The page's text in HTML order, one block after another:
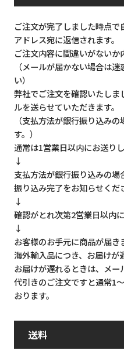
ご注文が完了しました時点
アドレス宛に返信されます。
ご注文内容に間違いがないか
（メールが届かない場合は
い）
弊社でご注文を確認いたし
ルを送らせていただきます。
（支払方法が銀行振り込み
す。）
通常は1営業日以内にお送りし
↓
支払方法が銀行振り込みの
振り込み完了をお知らせくだ
↓
確認がとれ次第2営業日以内
↓
お客様のお手元に商品が届き
海外輸入品につき、お届けが
お届けが遅れるときは、メー
代引きのご注文ですと通常1
おります。
送料